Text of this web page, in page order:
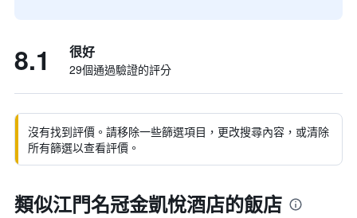
8.1 很好
29個通過驗證的評分
沒有找到評價。請移除一些篩選項目，更改搜尋內容，或清除
所有篩選以查看評價。
類似江門名冠金凱悅酒店的飯店